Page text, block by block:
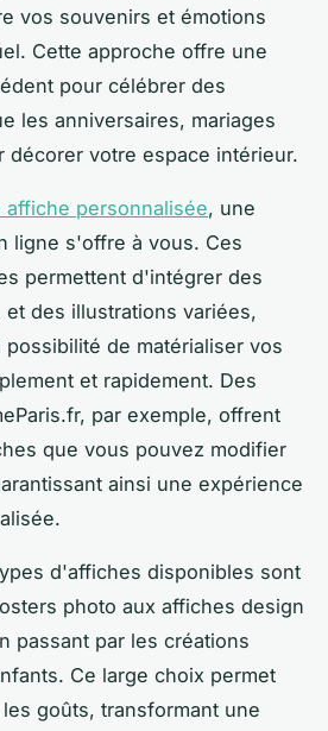
vos souvenirs et émotions
Cette approche offre une
pour célébrer des
les anniversaires, mariages
décorer votre espace intérieur.
personnalisée, une
ligne s'offre à vous. Ces
permettent d'intégrer des
des illustrations variées,
de matérialiser vos
et rapidement. Des
par exemple, offrent
que vous pouvez modifier
ainsi une expérience
d'affiches disponibles sont
photo aux affiches design
passant par les créations
Ce large choix permet
goûts, transformant une